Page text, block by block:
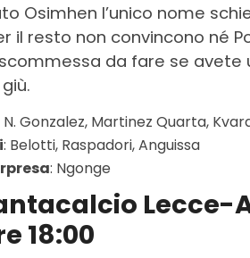
Osimhen l’unico nome
il resto non convincono né
da fare se
N. Gonzalez, Martinez Quarta,
: Belotti, Raspadori, Anguissa
: Ngonge
Lecce-
18:00